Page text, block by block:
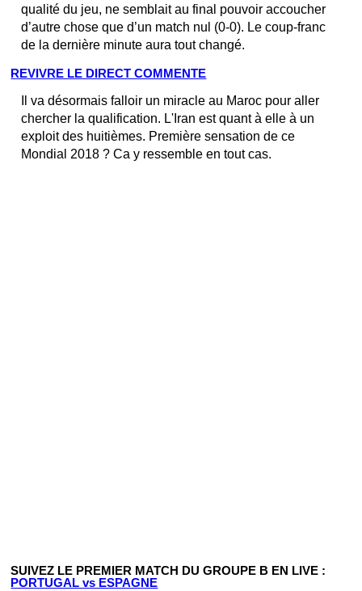
qualité du jeu, ne semblait au final pouvoir accoucher
d’autre chose que d’un match nul (0-0). Le coup-franc
de la dernière minute aura tout changé.
REVIVRE LE DIRECT COMMENTE
Il va désormais falloir un miracle au Maroc pour aller
chercher la qualification. L'Iran est quant à elle à un
exploit des huitièmes. Première sensation de ce
Mondial 2018 ? Ca y ressemble en tout cas.
SUIVEZ LE PREMIER MATCH DU GROUPE B EN LIVE :
PORTUGAL vs ESPAGNE